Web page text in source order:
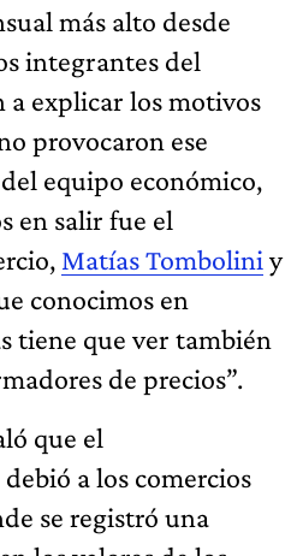
más alto desde
integrantes del
a explicar los motivos
provocaron ese
equipo económico,
en salir fue el
Matías Tombolini y
conocimos en
tiene que ver también
de precios”.
que el
a los comercios
se registró una